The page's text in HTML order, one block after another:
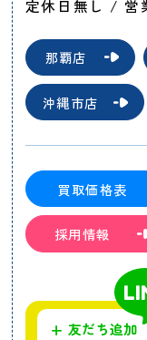
定休日無し / 営
那覇店
沖縄市店
買取価格表
採用情報
+ 友だち追加